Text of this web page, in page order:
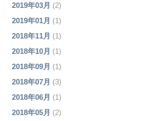
2019年03月 (2)
2019年01月 (1)
2018年11月 (1)
2018年10月 (1)
2018年09月 (1)
2018年07月 (3)
2018年06月 (1)
2018年05月 (2)